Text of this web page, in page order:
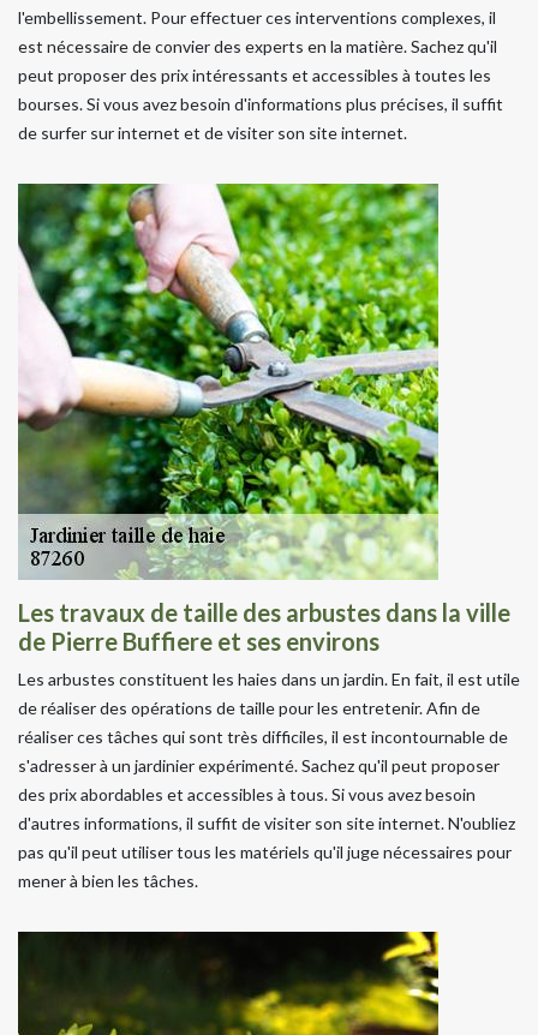
l'embellissement. Pour effectuer ces interventions complexes, il
est nécessaire de convier des experts en la matière. Sachez qu'il
peut proposer des prix intéressants et accessibles à toutes les
bourses. Si vous avez besoin d'informations plus précises, il suffit
de surfer sur internet et de visiter son site internet.
Les travaux de taille des arbustes dans la ville
de Pierre Buffiere et ses environs
Les arbustes constituent les haies dans un jardin. En fait, il est utile
de réaliser des opérations de taille pour les entretenir. Afin de
réaliser ces tâches qui sont très difficiles, il est incontournable de
s'adresser à un jardinier expérimenté. Sachez qu'il peut proposer
des prix abordables et accessibles à tous. Si vous avez besoin
d'autres informations, il suffit de visiter son site internet. N'oubliez
pas qu'il peut utiliser tous les matériels qu'il juge nécessaires pour
mener à bien les tâches.